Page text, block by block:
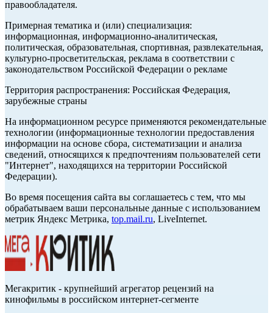
правообладателя.
Примерная тематика и (или) специализация:
информационная, информационно-аналитическая,
политическая, образовательная, спортивная, развлекательная,
культурно-просветительская, реклама в соответствии с
законодательством Российской Федерации о рекламе
Территория распространения: Российская Федерация,
зарубежные страны
На информационном ресурсе применяются рекомендательные
технологии (информационные технологии предоставления
информации на основе сбора, систематизации и анализа
сведений, относящихся к предпочтениям пользователей сети
"Интернет", находящихся на территории Российской
Федерации).
Во время посещения сайта вы соглашаетесь с тем, что мы
обрабатываем ваши персональные данные с использованием
метрик Яндекс Метрика, top.mail.ru, LiveInternet.
Мегакритик - крупнейший агрегатор рецензий на
кинофильмы в российском интернет-сегменте